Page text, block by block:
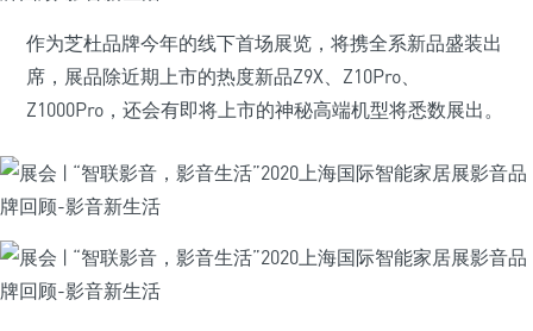
作为芝杜品牌今年的线下首场展览，将携全系新品盛装出
席，展品除近期上市的热度新品Z9X、Z10Pro、
Z1000Pro，还会有即将上市的神秘高端机型将悉数展出。